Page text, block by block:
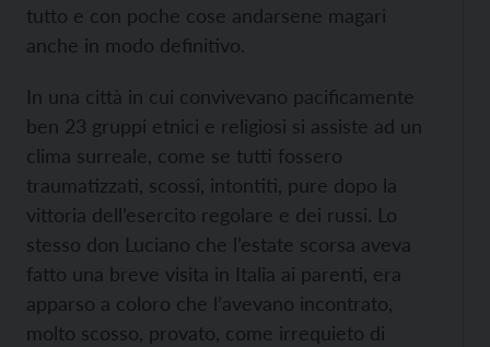
tutto e con poche cose andarsene magari
anche in modo definitivo.
In una città in cui convivevano pacificamente
ben 23 gruppi etnici e religiosi si assiste ad un
clima surreale, come se tutti fossero
traumatizzati, scossi, intontiti, pure dopo la
vittoria dell’esercito regolare e dei russi. Lo
stesso don Luciano che l’estate scorsa aveva
fatto una breve visita in Italia ai parenti, era
apparso a coloro che l’avevano incontrato,
molto scosso, provato, come irrequieto di